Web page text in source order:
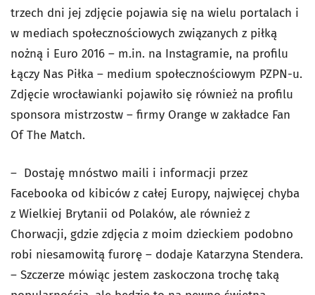
trzech dni jej zdjęcie pojawia się na wielu portalach i
w mediach społecznościowych związanych z piłką
nożną i Euro 2016 – m.in. na Instagramie, na profilu
Łączy Nas Piłka – medium społecznościowym PZPN-u.
Zdjęcie wrocławianki pojawiło się również na profilu
sponsora mistrzostw – firmy Orange w zakładce Fan
Of The Match.
– Dostaję mnóstwo maili i informacji przez
Facebooka od kibiców z całej Europy, najwięcej chyba
z Wielkiej Brytanii od Polaków, ale również z
Chorwacji, gdzie zdjęcia z moim dzieckiem podobno
robi niesamowitą furorę – dodaje Katarzyna Stendera.
– Szczerze mówiąc jestem zaskoczona trochę taką